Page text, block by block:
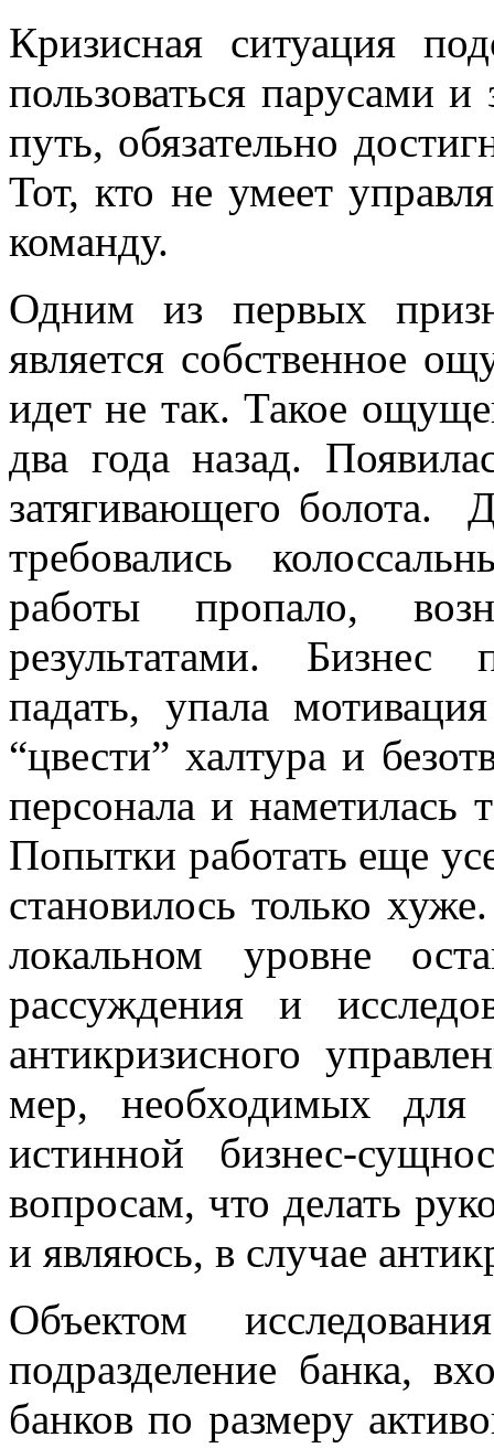
Кризисная ситуация
пользоваться парусами и
путь, обязательно
Тот, кто не умеет
команду.
Одним из первых
является собственное
идет не так. Такое
два года назад.
затягивающего болота.
требовались
работы пропало,
результатами. Бизнес
падать, упала
“цвести” халтура и
персонала и наметилась
Попытки работать еще
становилось только
локальном уровне
рассуждения и
антикризисного
мер, необходимых для
истинной бизнес-
вопросам, что делать
и являюсь, в случае
Объектом
подразделение банка,
банков по размеру